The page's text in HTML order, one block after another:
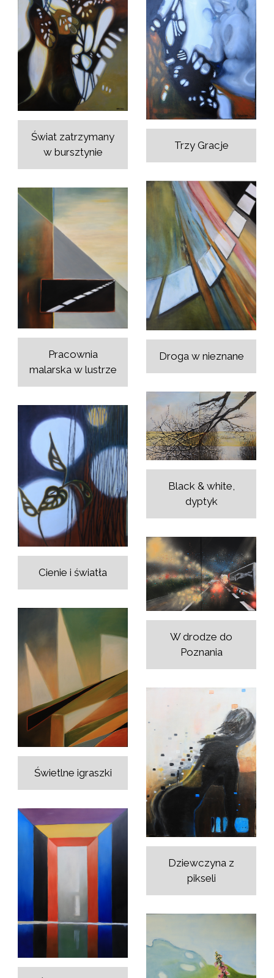
Trzy Gracje
Świat zatrzymany
w bursztynie
Droga w nieznane
Pracownia
malarska w lustrze
Black & white,
dyptyk
Cienie i światła
W drodze do
Poznania
Świetlne igraszki
Dziewczyna z
pikseli